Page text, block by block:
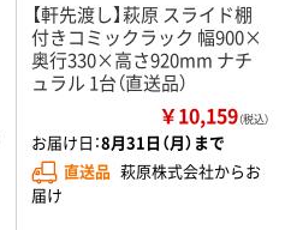
【軒先渡し】萩原 スライド棚
付きコミックラック 幅900×
奥行330×高さ920mm ナチ
ュラル 1台（直送品）
￥10,159（税込）
お届け日：8月31日（月）まで
直送品 萩原株式会社からお
届け